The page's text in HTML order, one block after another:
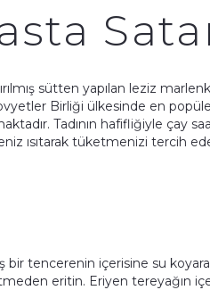
sütten yapılan leziz
Birliği ülkesinde en
Tadının hafifliğiyle çay
ısıtarak tüketmenizi tercih
bir tencerenin içerisine su
eritin. Eriyen tereyağın